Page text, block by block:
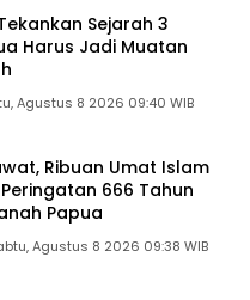
Sejarah 3
Harus Jadi Muatan
Agustus 8 2026 09:40 WIB
Ribuan Umat Islam
666 Tahun
Papua
Agustus 8 2026 09:38 WIB